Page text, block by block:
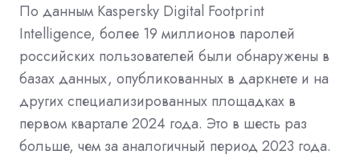
По данным Kaspersky Digital Footprint
Intelligence, более 19 миллионов паролей
российских пользователей были обнаружены в
базах данных, опубликованных в даркнете и на
других специализированных площадках в
первом квартале 2024 года. Это в шесть раз
больше, чем за аналогичный период 2023 года.